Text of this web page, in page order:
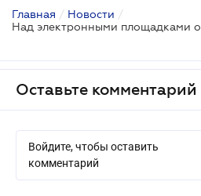
Главная / Новости /
Оставьте комментарий
Войдите, чтобы оставить
комментарий